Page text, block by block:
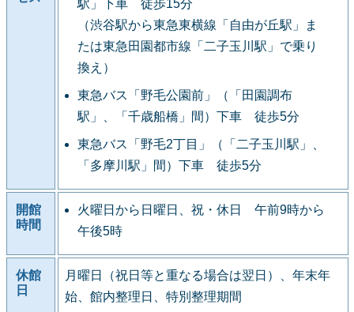
駅」下車 徒歩15分
（渋谷駅から東急東横線「自由が丘駅」ま
たは東急田園都市線「二子玉川駅」で乗り
換え）
東急バス「野毛公園前」（「田園調布
駅」、「千歳船橋」間）下車 徒歩5分
東急バス「野毛2丁目」（「二子玉川駅」、
「多摩川駅」間）下車 徒歩5分
開館
時間
火曜日から日曜日、祝・休日 午前9時から
午後5時
休館
日
月曜日（祝日等と重なる場合は翌日）、年末年
始、館内整理日、特別整理期間